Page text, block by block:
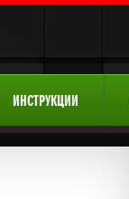
ИНСТРУКЦИИ